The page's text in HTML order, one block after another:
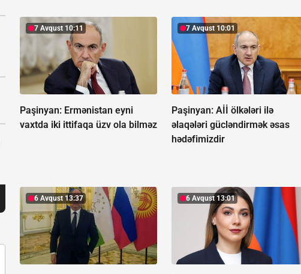
7 Avqust 10:11
Paşinyan: Ermənistan eyni
vaxtda iki ittifaqa üzv ola bilməz
7 Avqust 10:01
Paşinyan: Aİİ ölkələri ilə
əlaqələri gücləndirmək əsas
hədəfimizdir
6 Avqust 13:37 6 Avqust 13:01